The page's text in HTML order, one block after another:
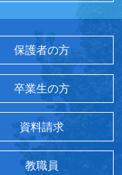
保護者の方
卒業生の方
資料請求
教職員